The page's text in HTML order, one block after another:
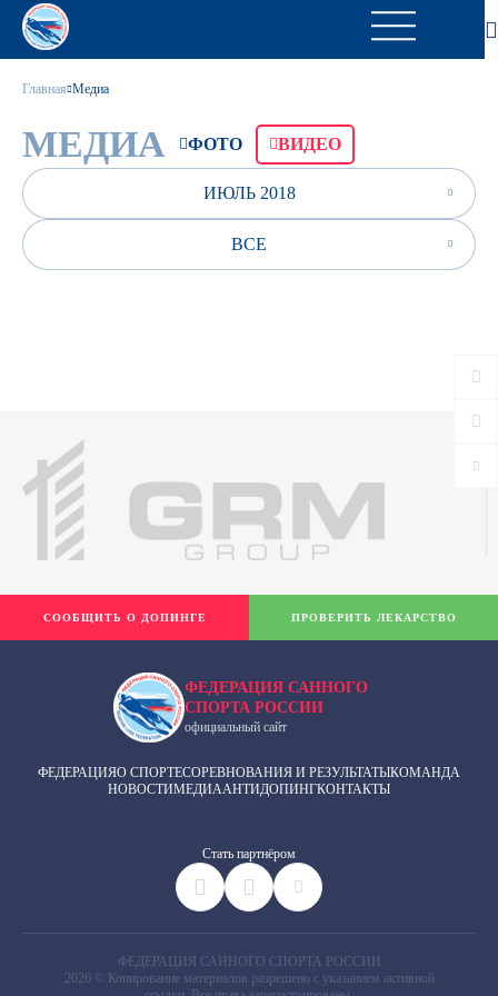
Главная Медиа
МЕДИА ФОТО ВИДЕО
ИЮЛЬ 2018
ВСЕ
ФЕДЕРАЦИЯ САННОГО
СПОРТА РОССИИ
официальный сайт
ФЕДЕРАЦИЯО СПОРТЕСОРЕВНОВАНИЯ И РЕЗУЛЬТАТЫКОМАНДА
НОВОСТИМЕДИААНТИДОПИНГКОНТАКТЫ
Cтать партнёром
СООБЩИТЬ О ДОПИНГЕ ПРОВЕРИТЬ ЛЕКАРСТВО
ФЕДЕРАЦИЯ САННОГО СПОРТА РОССИИ
2026 © Копирование материалов разрешено с указанием активной